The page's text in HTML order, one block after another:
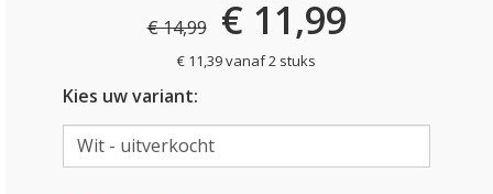
€ 14,99 € 11,99
€ 11,39 vanaf 2 stuks
Kies uw variant: